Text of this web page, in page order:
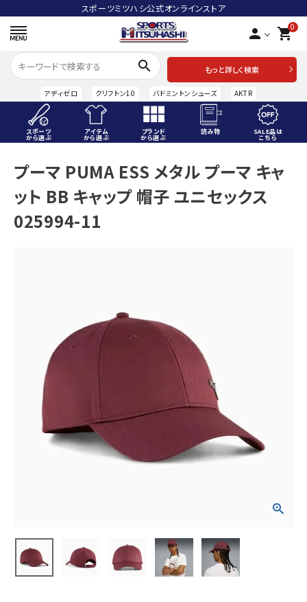
スポーツミツハシ公式オンラインストア
person 0
shopping_cart
search
もっと詳しく検索
アディゼロ クリフトン10 バドミントンシューズ AKTR
スポーツ
から選ぶ
アイテム
から選ぶ
ブランド
から選ぶ
読み物 SALE品は
こちら
ACCOUNT MENU
ようこそ ゲスト 様
meeting_room ログイン
SALE品はこちら
INFORMATIOM
ご利用ガイド
お問い合わせ
プーマ PUMA ESS メタル プーマ キャ
ット BB キャップ 帽子 ユニセックス
025994-11